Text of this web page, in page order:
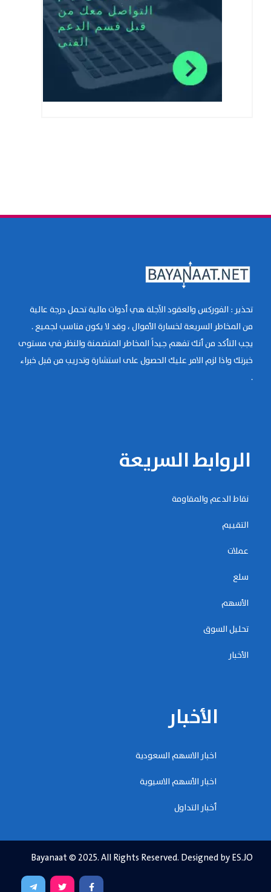
تحذير : الفوركس والعقود الآجلة هي أدوات مالية تحمل درجة عالية
من المخاطر السريعة لخسارة الأموال ، وقد لا يكون مناسب لجميع .
يجب التأكد من أنك تفهم جيداً المخاطر المتضمنة والنظر في مستوى
خبرتك واذا لزم الامر عليك الحصول على استشارة وتدريب من قبل خبراء
.
الروابط السريعة
نقاط الدعم والمقاومة
التقييم
عملات
سلع
الأسهم
تحليل السوق
الأخبار
الأخبار
اخبار الاسهم السعودية
اخبار الأسهم الاسيوية
أخبار التداول
Bayanaat © 2025. All Rights Reserved. Designed by ES.JO